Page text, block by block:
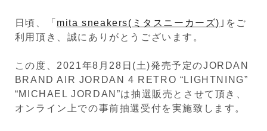
日頃、「 mita sneakers(ミタスニーカーズ) ｣をご
利用頂き、誠にありがとうございます。
この度、2021年8月28日(土)発売予定のJORDAN
BRAND AIR JORDAN 4 RETRO “LIGHTNING”
“MICHAEL JORDAN”は抽選販売とさせて頂き、
オンライン上での事前抽選受付を実施致します。